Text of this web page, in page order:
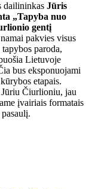
dailininkas Jūris
„Tapyba nuo
gentį
pakvies visus
paroda,
Lietuvoje
bus eksponuojami
etapais.
Čiurlioniu, jau
įvairiais formatais